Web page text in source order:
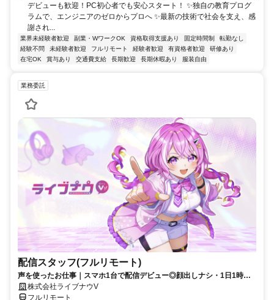
デビューも歓迎！PC初心者でも安心スタート！ ✨独自の教育プログ
ラムで、エンジニアのゼロからプロへ ✨最新の技術で社会を支え、感
謝され...
業界未経験者歓迎 副業・WワークOK 資格取得支援あり 固定時間制
転勤なし
経験不問
未経験者歓迎 フルリモート 経験者歓迎 有資格者歓迎
研修あり
在宅OK
賞与あり 交通費支給 長期歓迎 長期休暇あり 服装自由
業務委託
配信スタッフ(フルリモート)
声を使ったお仕事｜スマホ1台で配信デビュー◎顔出しナシ・1日1時間
～OK♪
株式会社ライブナウV
フルリモート